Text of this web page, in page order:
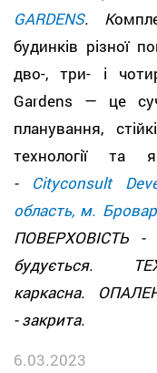
GARDENS. К
будинків різної
дво-, три- і
Gardens — це
планування,
технології та
- Cityconsult
область, м.
ПОВЕРХОВІСТЬ
будується.
каркасна.
- закрита.
6.03.2023